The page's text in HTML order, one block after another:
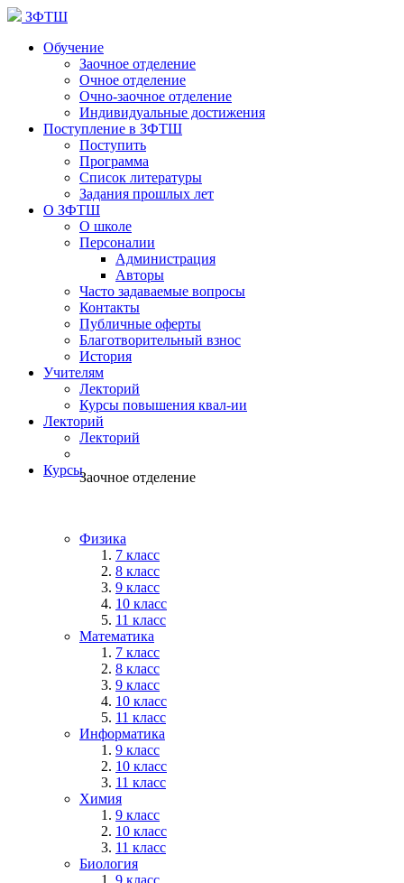
ЗФТШ
Обучение
Заочное отделение
Очное отделение
Очно-заочное отделение
Индивидуальные достижения
Поступление в ЗФТШ
Поступить
Программа
Список литературы
Задания прошлых лет
О ЗФТШ
О школе
Персоналии
Администрация
Авторы
Часто задаваемые вопросы
Контакты
Публичные оферты
Благотворительный взнос
История
Учителям
Лекторий
Курсы повышения квал-ии
Лекторий
Лекторий
КурсыЗаочное отделение
Физика
7 класс
8 класс
9 класс
10 класс
11 класс
Математика
7 класс
8 класс
9 класс
10 класс
11 класс
Информатика
9 класс
10 класс
11 класс
Химия
9 класс
10 класс
11 класс
Биология
9 класс